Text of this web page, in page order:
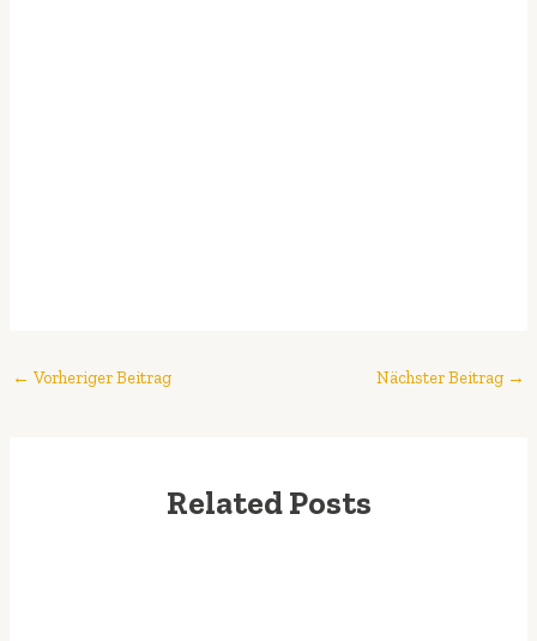
← Vorheriger Beitrag Nächster Beitrag →
Related Posts